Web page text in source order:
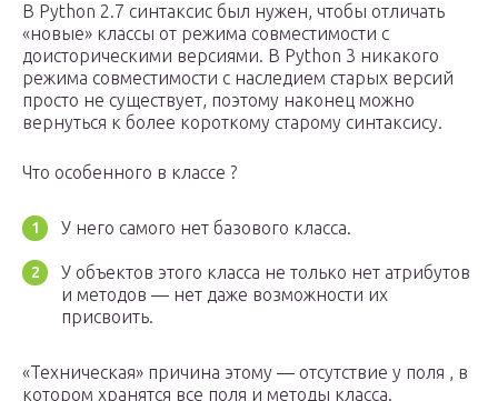
В Python 2.7 синтаксис был нужен, чтобы отличать
«новые» классы от режима совместимости с
доисторическими версиями. В Python 3 никакого
режима совместимости с наследием старых версий
просто не существует, поэтому наконец можно
вернуться к более короткому старому синтаксису.
Что особенного в классе ?
У него самого нет базового класса.
У объектов этого класса не только нет атрибутов
и методов — нет даже возможности их
присвоить.
«Техническая» причина этому — отсутствие у поля , в
котором хранятся все поля и методы класса.